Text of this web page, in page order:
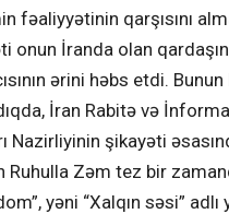
fəaliyyətinin qarşısını
onun İranda olan
ərini həbs etdi.
İran Rabitə və
Nazirliyinin şikayəti
Ruhulla Zəm tez bir
yəni “Xalqın səsi” adlı